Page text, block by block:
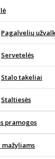
Pagalvelių
Servetelės
Stalo takeliai
Staltiesės
pramogos